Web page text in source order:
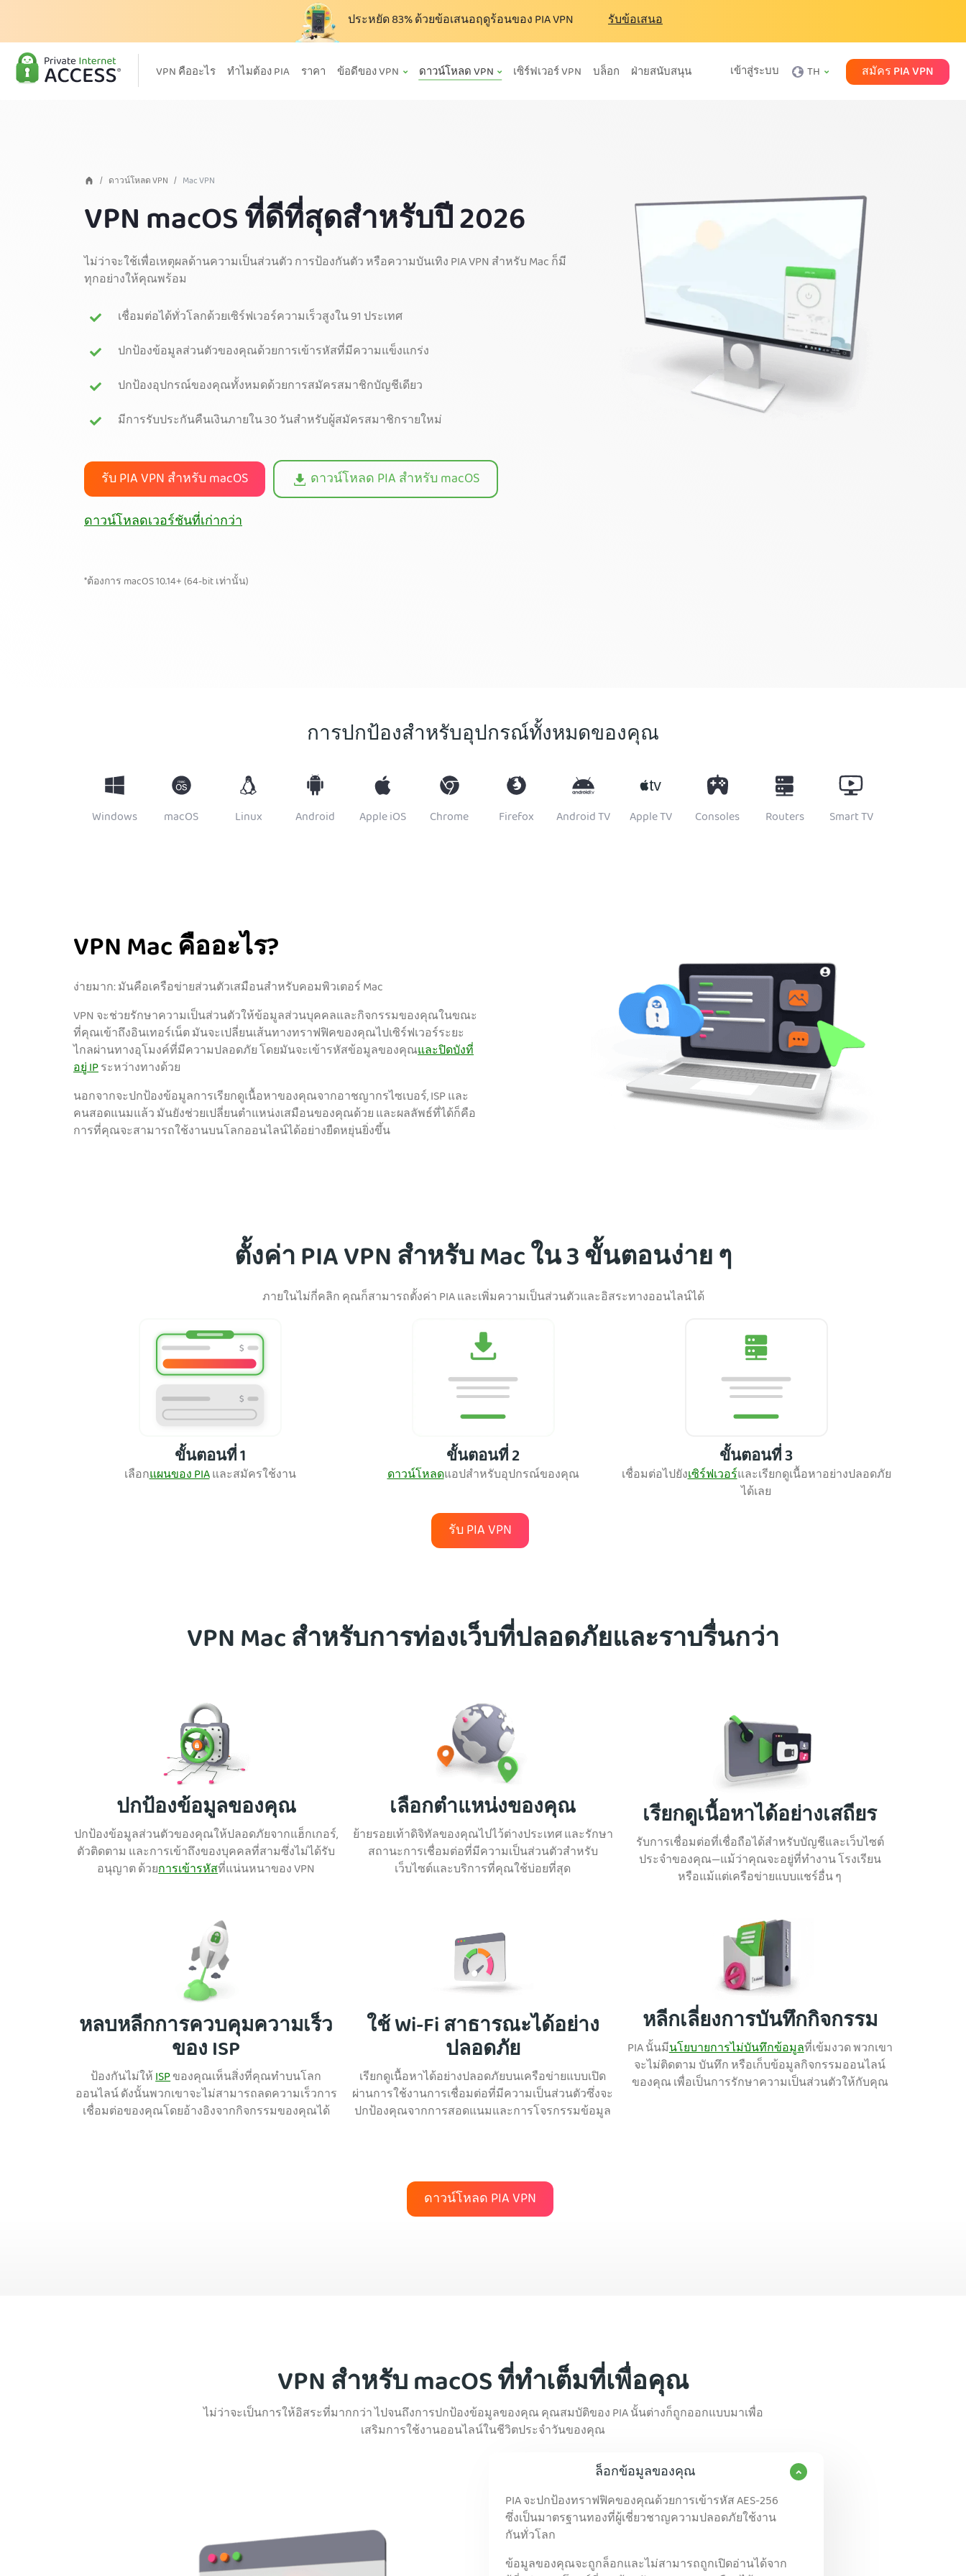
ประหยัด83%ด้วยข้อเสนอฤดูร้อนของ PIA VPN รับข้อเสนอ
VPN คืออะไร ทำไมต้อง PIA ราคา ข้อดีของ VPN ดาวน์โหลด VPN เซิร์ฟเวอร์ VPN บล็อก ฝ่ายสนับสนุน เข้าสู่ระบบ TH สมัคร PIA VPN
ดาวน์โหลด VPN Mac VPN
VPN macOS ที่ดีที่สุดสำหรับปี 2026
ไม่ว่าจะใช้เพื่อเหตุผลด้านความเป็นส่วนตัว การป้องกันตัว หรือความบันเทิง PIA VPN สำหรับ Mac ก็มี
ทุกอย่างให้คุณพร้อม
เชื่อมต่อได้ทั่วโลกด้วยเซิร์ฟเวอร์ความเร็วสูงใน 91 ประเทศ
ปกป้องข้อมูลส่วนตัวของคุณด้วยการเข้ารหัสที่มีความแข็งแกร่ง
ปกป้องอุปกรณ์ของคุณทั้งหมดด้วยการสมัครสมาชิกบัญชีเดียว
มีการรับประกันคืนเงินภายใน 30 วันสำหรับผู้สมัครสมาชิกรายใหม่
รับ PIA VPN สำหรับ macOS
ดาวน์โหลด PIA สำหรับ macOS
ดาวน์โหลดเวอร์ชันที่เก่ากว่า
*ต้องการ macOS 10.14+ (64-bit เท่านั้น)
การปกป้องสำหรับอุปกรณ์ทั้งหมดของคุณ
Windows macOS Linux Android Apple iOS Chrome Firefox Android TV Apple TV Consoles Routers Smart TV
VPN Mac คืออะไร?
ง่ายมาก: มันคือเครือข่ายส่วนตัวเสมือนสำหรับคอมพิวเตอร์ Mac
VPN จะช่วยรักษาความเป็นส่วนตัวให้ข้อมูลส่วนบุคคลและกิจกรรมของคุณในขณะ
ที่คุณเข้าถึงอินเทอร์เน็ต มันจะเปลี่ยนเส้นทางทราฟฟิคของคุณไปเซิร์ฟเวอร์ระยะ
ไกลผ่านทางอุโมงค์ที่มีความปลอดภัย โดยมันจะเข้ารหัสข้อมูลของคุณและปิดบังที่
อยู่ IPระหว่างทางด้วย
นอกจากจะปกป้องข้อมูลการเรียกดูเนื้อหาของคุณจากอาชญากรไซเบอร์, ISP และ
คนสอดแนมแล้ว มันยังช่วยเปลี่ยนตำแหน่งเสมือนของคุณด้วย และผลลัพธ์ที่ได้ก็คือ
การที่คุณจะสามารถใช้งานบนโลกออนไลน์ได้อย่างยืดหยุ่นยิ่งขึ้น
ตั้งค่า PIA VPN สำหรับ Mac ใน 3 ขั้นตอนง่าย ๆ
ภายในไม่กี่คลิก คุณก็สามารถตั้งค่า PIA และเพิ่มความเป็นส่วนตัวและอิสระทางออนไลน์ได้
ขั้นตอนที่ 1
เลือกแผนของ PIAและสมัครใช้งาน
ขั้นตอนที่ 2
ดาวน์โหลดแอปสำหรับอุปกรณ์ของคุณ
ขั้นตอนที่ 3
เชื่อมต่อไปยังเซิร์ฟเวอร์และเรียกดูเนื้อหาอย่างปลอดภัย
ได้เลย
รับ PIA VPN
VPN Mac สำหรับการท่องเว็บที่ปลอดภัยและราบรื่นกว่า
ปกป้องข้อมูลของคุณ
ปกป้องข้อมูลส่วนตัวของคุณให้ปลอดภัยจากแฮ็กเกอร์,
ตัวติดตาม และการเข้าถึงของบุคคลที่สามซึ่งไม่ได้รับ
อนุญาต ด้วยการเข้ารหัสที่แน่นหนาของ VPN
เลือกตำแหน่งของคุณ
ย้ายรอยเท้าดิจิทัลของคุณไปไว้ต่างประเทศ และรักษา
สถานะการเชื่อมต่อที่มีความเป็นส่วนตัวสำหรับ
เว็บไซต์และบริการที่คุณใช้บ่อยที่สุด
เรียกดูเนื้อหาได้อย่างเสถียร
รับการเชื่อมต่อที่เชื่อถือได้สำหรับบัญชีและเว็บไซต์
ประจำของคุณ—แม้ว่าคุณจะอยู่ที่ทำงาน โรงเรียน
หรือแม้แต่เครือข่ายแบบแชร์อื่น ๆ
หลบหลีกการควบคุมความเร็ว
ของ ISP
ป้องกันไม่ให้ISPของคุณเห็นสิ่งที่คุณทำบนโลก
ออนไลน์ ดังนั้นพวกเขาจะไม่สามารถลดความเร็วการ
เชื่อมต่อของคุณโดยอ้างอิงจากกิจกรรมของคุณได้
ใช้ Wi-Fi สาธารณะได้อย่าง
ปลอดภัย
เรียกดูเนื้อหาได้อย่างปลอดภัยบนเครือข่ายแบบเปิด
ผ่านการใช้งานการเชื่อมต่อที่มีความเป็นส่วนตัวซึ่งจะ
ปกป้องคุณจากการสอดแนมและการโจรกรรมข้อมูล
หลีกเลี่ยงการบันทึกกิจกรรม
PIA นั้นมีนโยบายการไม่บันทึกข้อมูลที่เข้มงวด พวกเขา
จะไม่ติดตาม บันทึก หรือเก็บข้อมูลกิจกรรมออนไลน์
ของคุณ เพื่อเป็นการรักษาความเป็นส่วนตัวให้กับคุณ
ดาวน์โหลด PIA VPN
VPN สำหรับ macOS ที่ทำเต็มที่เพื่อคุณ
ไม่ว่าจะเป็นการให้อิสระที่มากกว่า ไปจนถึงการปกป้องข้อมูลของคุณ คุณสมบัติของ PIA นั้นต่างก็ถูกออกแบบมาเพื่อ
เสริมการใช้งานออนไลน์ในชีวิตประจำวันของคุณ
ล็อกข้อมูลของคุณ
PIA จะปกป้องทราฟฟิคของคุณด้วยการเข้ารหัส AES-256
ซึ่งเป็นมาตรฐานทองที่ผู้เชี่ยวชาญความปลอดภัยใช้งาน
กันทั่วโลก
ข้อมูลของคุณจะถูกล็อกและไม่สามารถถูกเปิดอ่านได้จาก